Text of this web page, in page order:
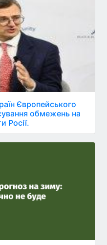
Європейського
обмежень на
Росії.